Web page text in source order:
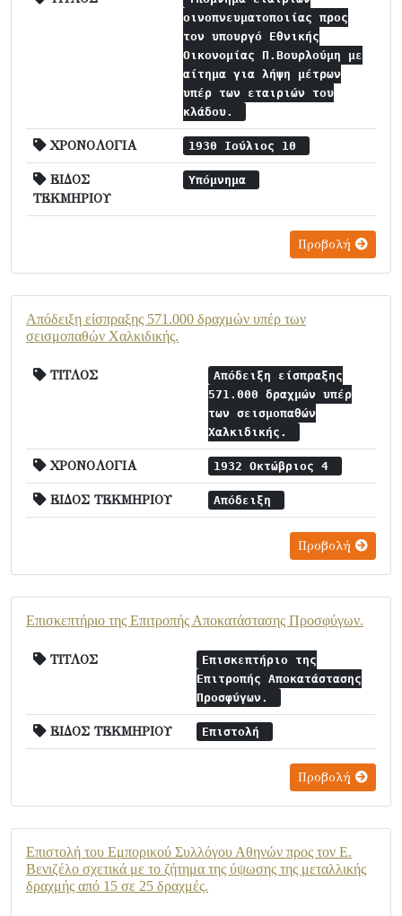
οινοπνευματοποιίας προς
τον υπουργό Εθνικής
Οικονομίας Π.Βουρλούμη με
αίτημα για λήψη μέτρων
υπέρ των εταιριών του
κλάδου.
ΧΡΟΝΟΛΟΓΙΑ 1930 Ιούλιος 10
ΕΙΔΟΣ
ΤΕΚΜΗΡΙΟΥ
Υπόμνημα
Προβολή
Απόδειξη είσπραξης 571.000 δραχμών υπέρ των
σεισμοπαθών Χαλκιδικής.
ΤΙΤΛΟΣ
Απόδειξη είσπραξης
571.000 δραχμών υπέρ
των σεισμοπαθών
Χαλκιδικής.
ΧΡΟΝΟΛΟΓΙΑ 1932 Οκτώβριος 4
ΕΙΔΟΣ ΤΕΚΜΗΡΙΟΥ Απόδειξη
Προβολή
Επισκεπτήριο της Επιτροπής Αποκατάστασης Προσφύγων.
ΤΙΤΛΟΣ
Επισκεπτήριο της
Επιτροπής Αποκατάστασης
Προσφύγων.
ΕΙΔΟΣ ΤΕΚΜΗΡΙΟΥ Επιστολή
Προβολή
Επιστολή του Εμπορικού Συλλόγου Αθηνών προς τον Ε.
Βενιζέλο σχετικά με το ζήτημα της ύψωσης της μεταλλικής
δραχμής από 15 σε 25 δραχμές.